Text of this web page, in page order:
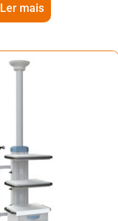
Ler mais